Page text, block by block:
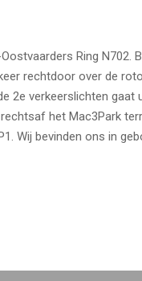
Ring N702.
rechtdoor over de
2e verkeerslichten gaat
het Mac3Park
Wij bevinden ons in